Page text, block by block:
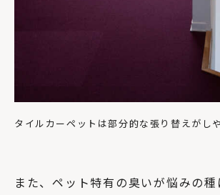
タイルカーペットは部分的な張り替えがし
また、ペット特有の臭いが悩みの種